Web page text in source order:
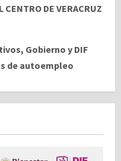
CENTRO DE VERACRUZ
Gobierno y DIF
de autoempleo